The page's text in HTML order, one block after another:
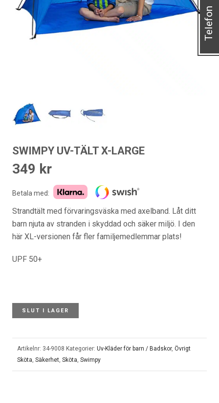
SWIMPY UV-TÄLT X-LARGE
349 kr
Betala med:
Strandtält med förvaringsväska med axelband. Låt ditt
barn njuta av stranden i skyddad och säker miljö. I den
här XL-versionen får fler familjemedlemmar plats!
UPF 50+
SLUT I LAGER
Artikelnr: 34-9008 Kategorier: Uv-Kläder för barn / Badskor, Övrigt
Sköta, Säkerhet, Sköta, Swimpy
Telefon